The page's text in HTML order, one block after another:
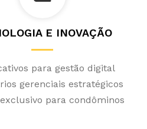
E INOVAÇÃO
para gestão digital
gerenciais estratégicos
para condôminos